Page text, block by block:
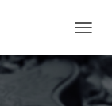
Е
Е
К